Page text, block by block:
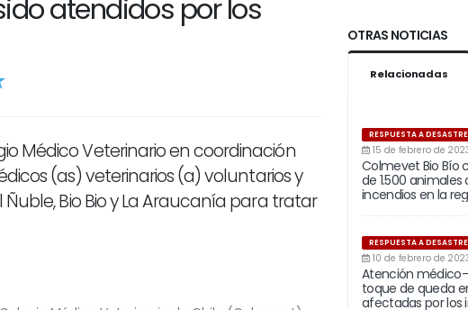
OTRAS NOTICIAS
Relacionadas
RESPUESTA A
15 de febrero de
Colmevet Bio Bío
de 1.500
incendios en la
RESPUESTA A
10 de febrero de
Atención
toque de queda
afectadas por los
atendidos por los
Médico Veterinario en coordinación
(as) veterinarios (a) voluntarios y
Bio Bio y La Araucanía para tratar